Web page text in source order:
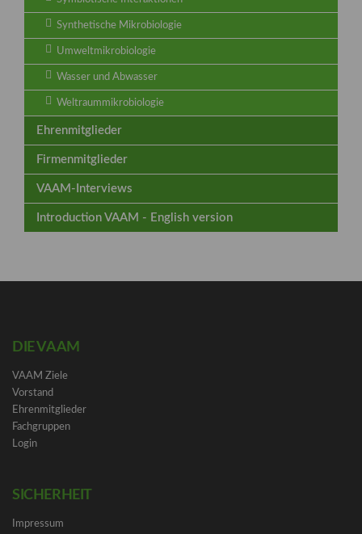
Synthetische Mikrobiologie
Umweltmikrobiologie
Wasser und Abwasser
Weltraummikrobiologie
Ehrenmitglieder
Firmenmitglieder
VAAM-Interviews
Introduction VAAM - English version
DIE VAAM
VAAM Ziele
Vorstand
Ehrenmitglieder
Fachgruppen
Login
SICHERHEIT
Impressum